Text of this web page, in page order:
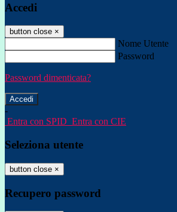
Accedi
button close ×
Nome Utente
Password
Password dimenticata?
-
Entra con SPID Entra con CIE
Seleziona utente
button close ×
Recupero password